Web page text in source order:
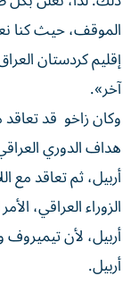
الموقف، حيث كنا
إقليم كردستان
آخر».
وكان زاخو قد
هداف الدوري
أربيل، ثم تعاقد مع
الزوراء العراقي،
أربيل، لأن
أربيل.